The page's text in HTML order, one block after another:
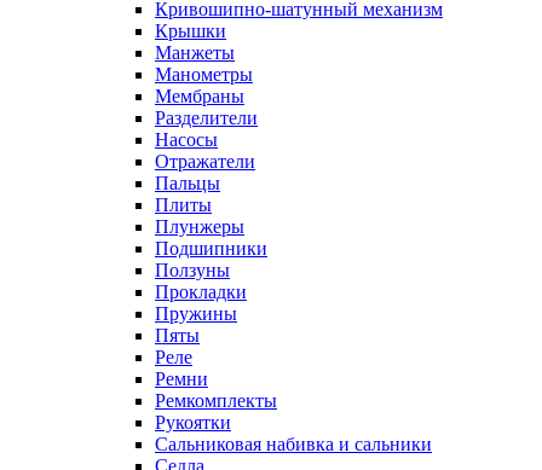
Кривошипно-шатунный механизм
Крышки
Манжеты
Манометры
Мембраны
Разделители
Насосы
Отражатели
Пальцы
Плиты
Плунжеры
Подшипники
Ползуны
Прокладки
Пружины
Пяты
Реле
Ремни
Ремкомплекты
Рукоятки
Сальниковая набивка и сальники
Седла